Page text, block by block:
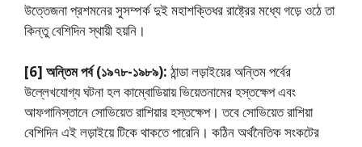
উত্তেজনা প্রশমনের সুসম্পর্ক দুই মহাশক্তিধর রাষ্ট্রের মধ্যে গড়ে ওঠে তা
কিন্তু বেশিদিন স্থায়ী হয়নি।
[6] অন্তিম পর্ব (১৯৭৮-১৯৮৯): ঠান্ডা লড়াইয়ের অন্তিম পর্বের
উল্লেখযোগ্য ঘটনা হল কাম্বোডিয়ায় ভিয়েতনামের হস্তক্ষেপ এবং
আফগানিস্তানে সোভিয়েত রাশিয়ার হস্তক্ষেপ। তবে সোভিয়েত রাশিয়া
বেশিদিন এই লড়াইয়ে টিকে থাকতে পারেনি। কঠিন অর্থনৈতিক সংকটের